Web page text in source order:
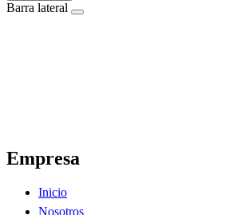
Barra lateral
Empresa
Inicio
Nosotros